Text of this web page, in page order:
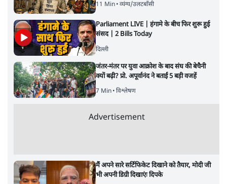
11 Min• व्यंग्य/उलटबाँसी
Parliament LIVE | हंगामे के बीच फिर शुरू हुई
संसद | 2 Bills Today
दिल्ली
जंतर-मंतर पर युवा आक्रोश के बाद संघ की बेचैनी
क्यों बढ़ी? प्रो. अपूर्वानंद ने बताईं 5 बड़ी वजहें
7 Min• विश्लेषण
Advertisement
मैं अपने सारे सर्टिफिकेट दिखाने को तैयार, मोदी जी
भी अपनी डिग्री दिखाएंः दिपके